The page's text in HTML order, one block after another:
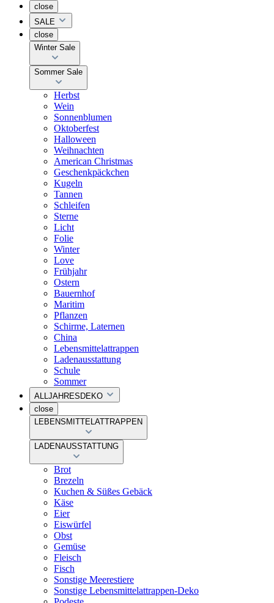
close
SALE
close
Winter Sale
Sommer Sale
Herbst
Wein
Sonnenblumen
Oktoberfest
Halloween
Weihnachten
American Christmas
Geschenkpäckchen
Kugeln
Tannen
Schleifen
Sterne
Licht
Folie
Winter
Love
Frühjahr
Ostern
Bauernhof
Maritim
Pflanzen
Schirme, Laternen
China
Lebensmittelattrappen
Ladenausstattung
Schule
Sommer
ALLJAHRESDEKO
close
LEBENSMITTELATTRAPPEN
LADENAUSSTATTUNG
Brot
Brezeln
Kuchen & Süßes Gebäck
Käse
Eier
Eiswürfel
Obst
Gemüse
Fleisch
Fisch
Sonstige Meerestiere
Sonstige Lebensmittelattrappen-Deko